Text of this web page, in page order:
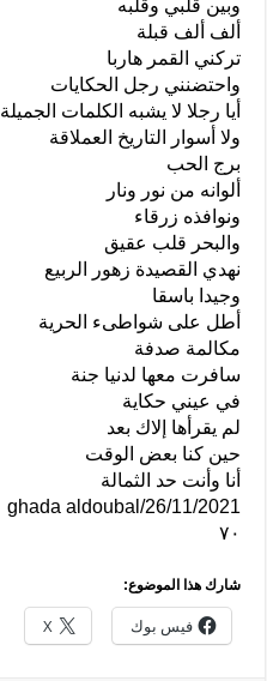
وبين قلبي وقلبه
ألف ألف قبلة
تركني القمر هاربا
واحتضنني رجل الحكايات
أيا رجلا لا يشبه الكلمات الجميلة
ولا أسوار التاريخ العملاقة
برج الحب
ألوانه من نور ونار
ونوافذه زرقاء
والبحر قلب عقيق
نهدي القصيدة زهور الربيع
وجيدا باسقا
أطل على شواطىء الحرية
مكالمة صدفة
سافرت معها لدنيا جنة
في عيني حكاية
لم يقرأها إلاك بعد
حين كنا بعض الوقت
أنا وأنت حد الثمالة
26/11/2021/ghada aldoubal
٧٠
شارك هذا الموضوع:
فيس بوك X